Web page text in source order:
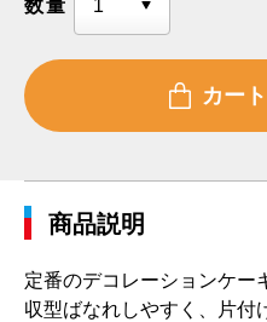
数量
商品説明
定番のデコレーションケー
収型ばなれしやすく、片付